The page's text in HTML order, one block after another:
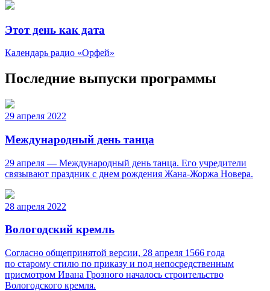
Этот день как дата
Календарь радио «Орфей»
Последние выпуски программы
29 апреля 2022
Международный день танца
29 апреля — Международный день танца. Его учредители
связывают праздник с днем рождения Жана-Жоржа Новера.
28 апреля 2022
Вологодский кремль
Согласно общепринятой версии, 28 апреля 1566 года
по старому стилю по приказу и под непосредственным
присмотром Ивана Грозного началось строительство
Вологодского кремля.